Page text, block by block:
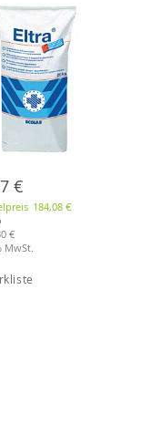
€
184,08 €
€
MwSt.